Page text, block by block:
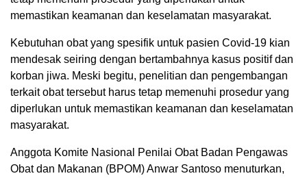
memastikan keamanan dan keselamatan masyarakat.
Kebutuhan obat yang spesifik untuk pasien Covid-19 kian
mendesak seiring dengan bertambahnya kasus positif dan
korban jiwa. Meski begitu, penelitian dan pengembangan
terkait obat tersebut harus tetap memenuhi prosedur yang
diperlukan untuk memastikan keamanan dan keselamatan
masyarakat.
Anggota Komite Nasional Penilai Obat Badan Pengawas
Obat dan Makanan (BPOM) Anwar Santoso menuturkan,